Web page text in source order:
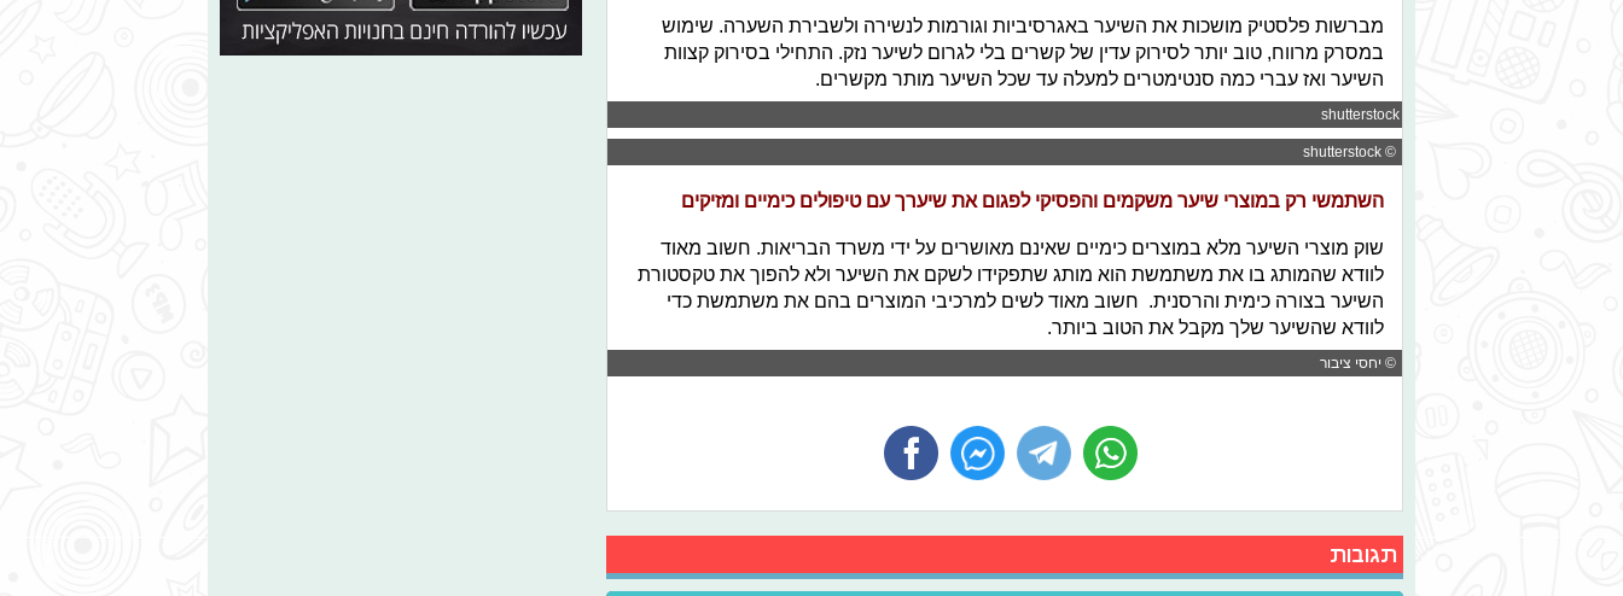
מברשות פלסטיק מושכות את השיער באגרסיביות וגורמות לנשירה ולשבירת השערה. שימוש
במסרק מרווח, טוב יותר לסירוק עדין של קשרים בלי לגרום לשיער נזק. התחילי בסירוק קצוות
השיער ואז עברי כמה סנטימטרים למעלה עד שכל השיער מותר מקשרים.
© shutterstock
השתמשי רק במוצרי שיער משקמים והפסיקי לפגום את שיערך עם טיפולים כימיים ומזיקים
שוק מוצרי השיער מלא במוצרים כימיים שאינם מאושרים על ידי משרד הבריאות. חשוב מאוד
לוודא שהמותג בו את משתמשת הוא מותג שתפקידו לשקם את השיער ולא להפוך את טקסטורת
השיער בצורה כימית והרסנית. חשוב מאוד לשים למרכיבי המוצרים בהם את משתמשת כדי
לוודא שהשיער שלך מקבל את הטוב ביותר.
© יחסי ציבור
תגובות